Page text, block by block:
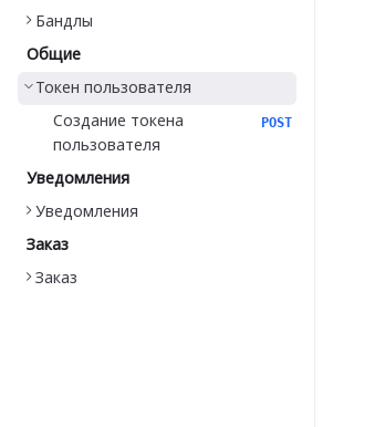
Бандлы
Общие
Токен пользователя
Создание токена
пользователя
POST
Уведомления
Уведомления
Заказ
Заказ